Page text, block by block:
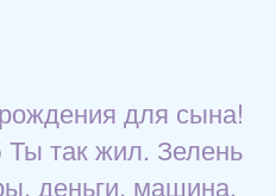
для сына!
так жил. Зелень
деньги, машина,